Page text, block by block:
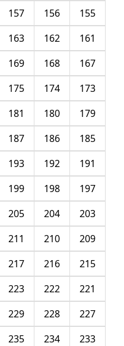
155
156
157
161
162
163
167
168
169
173
174
175
179
180
181
185
186
187
191
192
193
197
198
199
203
204
205
209
210
211
215
216
217
221
222
223
227
228
229
233
234
235